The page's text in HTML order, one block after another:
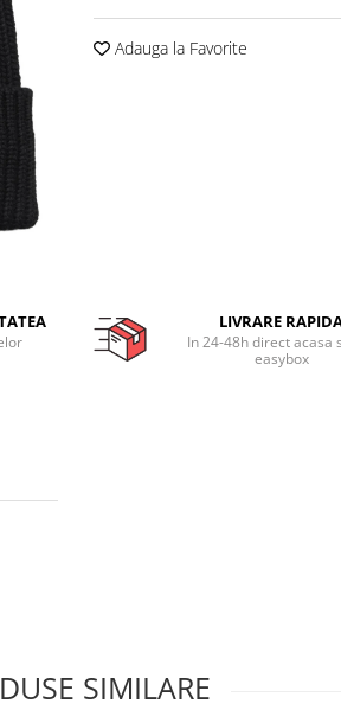
Adauga la Favorite
LIVRARE
In 24-48h direct acasa
easybox
SIMILARE